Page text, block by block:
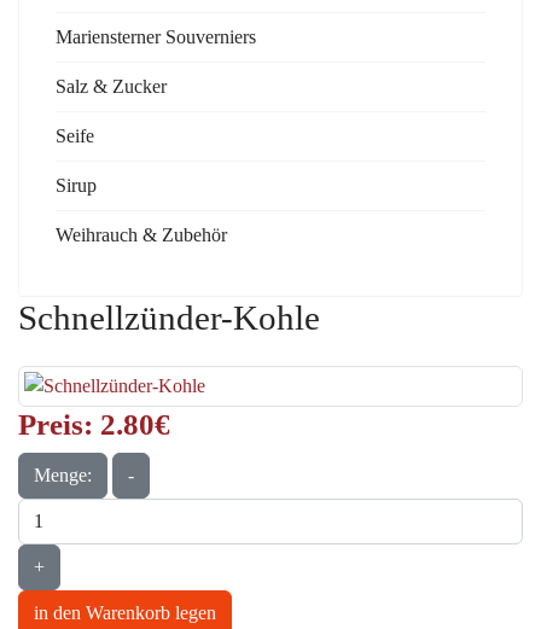
Mariensterner Souverniers
Salz & Zucker
Seife
Sirup
Weihrauch & Zubehör
Schnellzünder-Kohle
Preis: 2.80‎€
Menge: -
+
in den Warenkorb legen